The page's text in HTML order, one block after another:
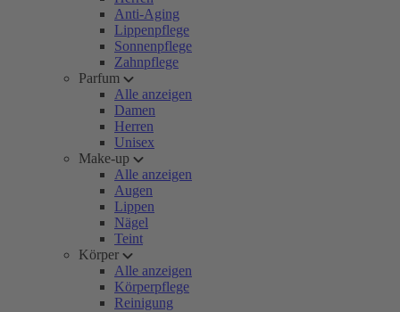
Anti-Aging
Lippenpflege
Sonnenpflege
Zahnpflege
Parfum
Alle anzeigen
Damen
Herren
Unisex
Make-up
Alle anzeigen
Augen
Lippen
Nägel
Teint
Körper
Alle anzeigen
Körperpflege
Reinigung